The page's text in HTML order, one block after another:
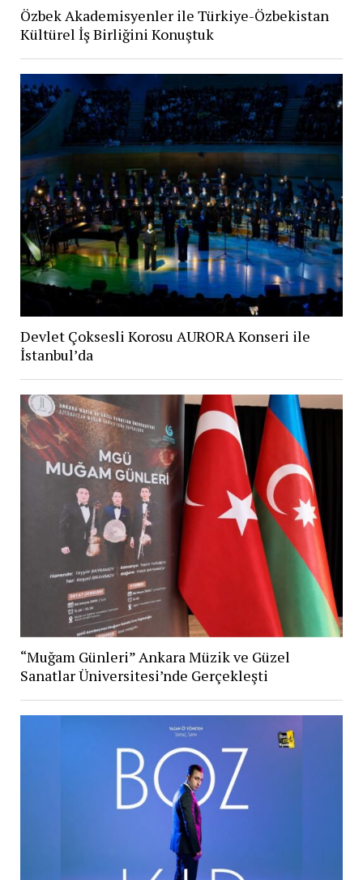
Özbek Akademisyenler ile Türkiye-Özbekistan
Kültürel İş Birliğini Konuştuk
Devlet Çoksesli Korosu AURORA Konseri ile
İstanbul’da
“Muğam Günleri” Ankara Müzik ve Güzel
Sanatlar Üniversitesi’nde Gerçekleşti